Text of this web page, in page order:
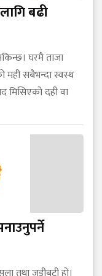
बढी
घरमै ताजा
मही सबैभन्दा स्वस्थ
मिसिएको दही वा